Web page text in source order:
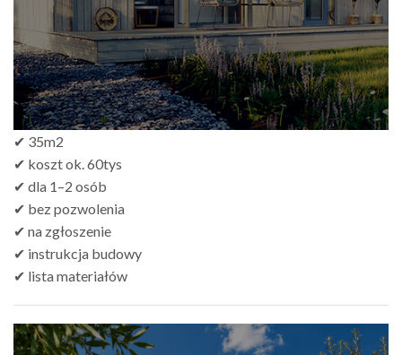
✔ 35m2
✔ koszt ok. 60tys
✔ dla 1–2 osób
✔ bez pozwolenia
✔ na zgłoszenie
✔ instrukcja budowy
✔ lista materiałów